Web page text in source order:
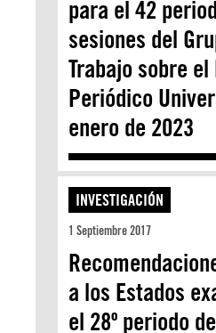
para el 42
sesiones del
Trabajo sobre el
Periódico
enero de 2023
INVESTIGACIÓN
1 Septiembre 2017
a los Estados
el 28º periodo